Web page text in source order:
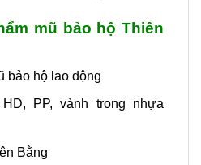
mũ bảo hộ Thiên
bảo hộ lao động
PP, vành trong nhựa
Bằng